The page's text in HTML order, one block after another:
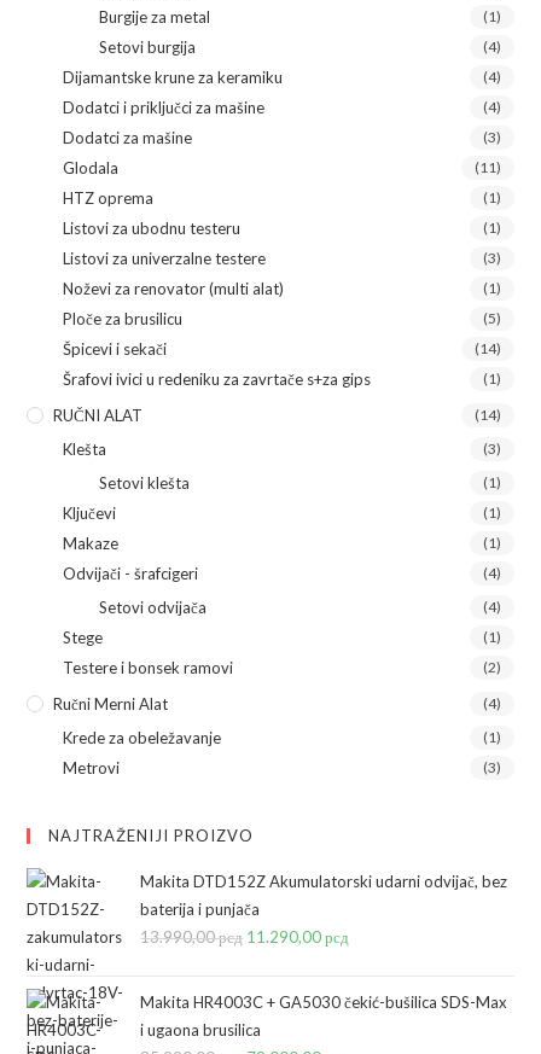
Burgije za metal (1)
Setovi burgija (4)
Dijamantske krune za keramiku (4)
Dodatci i priključci za mašine (4)
Dodatci za mašine (3)
Glodala (11)
HTZ oprema (1)
Listovi za ubodnu testeru (1)
Listovi za univerzalne testere (3)
Noževi za renovator (multi alat) (1)
Ploče za brusilicu (5)
Špicevi i sekači (14)
Šrafovi ivici u redeniku za zavrtače s+za gips (1)
RUČNI ALAT (14)
Klešta (3)
Setovi klešta (1)
Ključevi (1)
Makaze (1)
Odvijači - šrafcigeri (4)
Setovi odvijača (4)
Stege (1)
Testere i bonsek ramovi (2)
Ručni Merni Alat (4)
Krede za obeležavanje (1)
Metrovi (3)
NAJTRAŽENIJI PROIZVO
Makita DTD152Z Akumulatorski udarni odvijač, bez
baterija i punjača
13.990,00рсд Originalna
je
bila:
11.290,00рсд
je:
Makita HR4003C + GA5030 čekić-bušilica SDS-Max
i ugaona brusilica